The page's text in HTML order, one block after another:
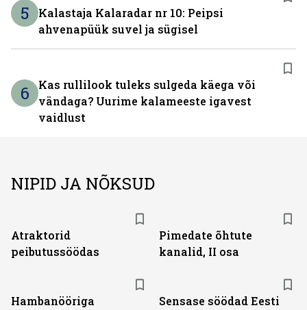
5
Kalastaja Kalaradar nr 10: Peipsi
ahvenapüük suvel ja sügisel
6
Kas rullilook tuleks sulgeda käega või
vändaga? Uurime kalameeste igavest
vaidlust
NIPID JA NÕKSUD
Atraktorid
peibutussöödas
Pimedate õhtute
kanalid, II osa
Hambanööriga
Sensase söödad Eesti